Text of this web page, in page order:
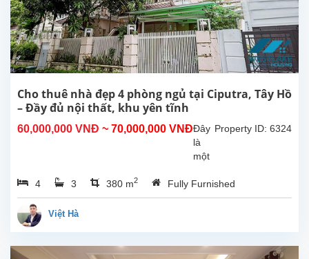
Tổng
diện
tích
sử
dụng
khoảng
270m²,
thiết
gồm
4...
Cho thuê nhà đẹp 4 phòng ngủ tại Ciputra, Tây Hồ
– Đầy đủ nội thất, khu yên tĩnh
60,000,000 VNĐ ~ 70,000,000 VNĐ Property ID: 6324
Đây
là
một
nhà
đẹp
Ciputra,
4 3 380 m2 Fully Furnished
Việt Hà